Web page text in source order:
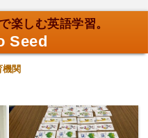
楽しむ英語学習。
Seed
機関